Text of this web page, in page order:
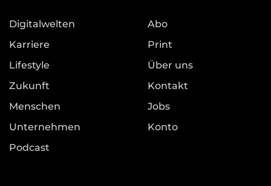
Digitalwelten
Karriere
Lifestyle
Zukunft
Menschen
Unternehmen
Podcast
Abo
Print
Über uns
Kontakt
Jobs
Konto